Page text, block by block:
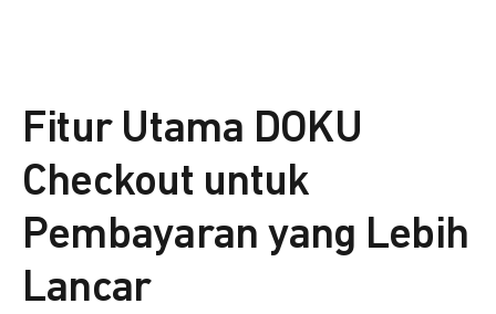
Fitur Utama DOKU
Checkout untuk
Pembayaran yang Lebih
Lancar